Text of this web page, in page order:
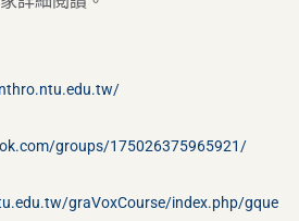
groups/175026375965921/
graVoxCourse/index.php/gque